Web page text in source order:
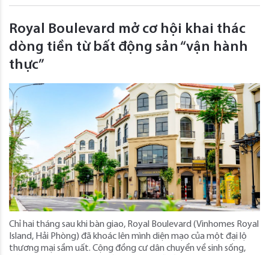
Royal Boulevard mở cơ hội khai thác
dòng tiền từ bất động sản “vận hành
thực”
Chỉ hai tháng sau khi bàn giao, Royal Boulevard (Vinhomes Royal
Island, Hải Phòng) đã khoác lên mình diện mạo của một đại lộ
thương mại sầm uất. Cộng đồng cư dân chuyển về sinh sống,